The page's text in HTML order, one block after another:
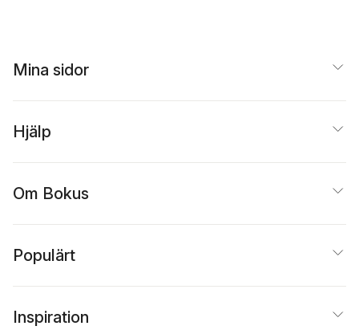
Mina sidor
Hjälp
Om Bokus
Populärt
Inspiration